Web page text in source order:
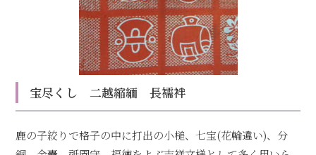
宝尽くし 二越縮緬 長襦袢
鹿の子絞りで格子の中に打出の小槌、七宝(花輪違い)、分